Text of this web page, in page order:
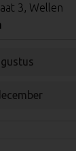
3, Wellen